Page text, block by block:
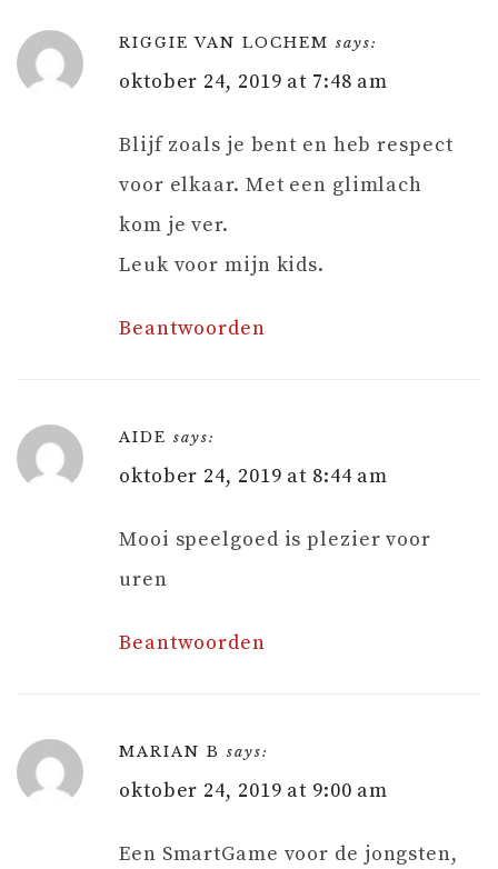
RIGGIE VAN LOCHEM says:
oktober 24, 2019 at 7:48 am
Blijf zoals je bent en heb respect
voor elkaar. Met een glimlach
kom je ver.
Leuk voor mijn kids.
Beantwoorden
AIDE says:
oktober 24, 2019 at 8:44 am
Mooi speelgoed is plezier voor
uren
Beantwoorden
MARIAN B says:
oktober 24, 2019 at 9:00 am
Een SmartGame voor de jongsten,